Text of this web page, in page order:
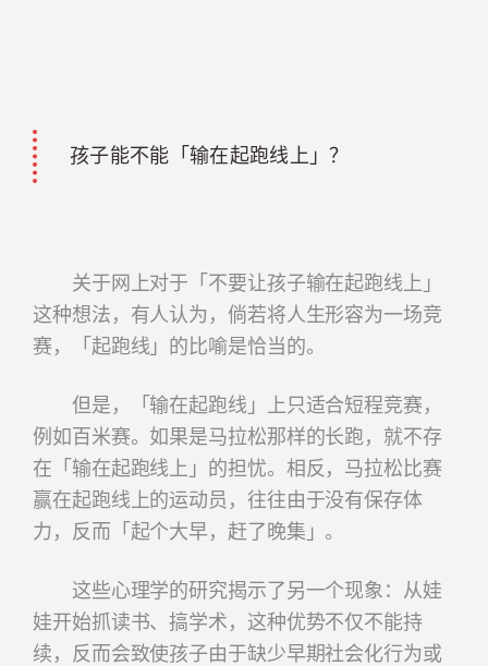
孩子能不能「输在起跑线上」？
关于网上对于「不要让孩子输在起跑线上」
这种想法，有人认为，倘若将人生形容为一场竞
赛，「起跑线」的比喻是恰当的。
但是，「输在起跑线」上只适合短程竞赛，
例如百米赛。如果是马拉松那样的长跑，就不存
在「输在起跑线上」的担忧。相反，马拉松比赛
赢在起跑线上的运动员，往往由于没有保存体
力，反而「起个大早，赶了晚集」。
这些心理学的研究揭示了另一个现象：从娃
娃开始抓读书、搞学术，这种优势不仅不能持
续，反而会致使孩子由于缺少早期社会化行为或